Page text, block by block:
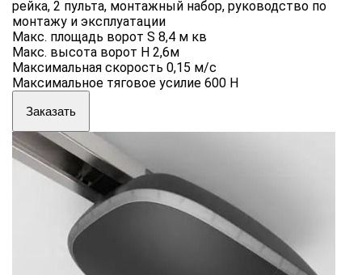
рейка, 2 пульта, монтажный набор, руководство по
монтажу и эксплуатации
Макс. площадь ворот S 8,4 м кв
Макс. высота ворот H 2,6м
Максимальная скорость 0,15 м/с
Максимальное тяговое усилие 600 Н
Заказать